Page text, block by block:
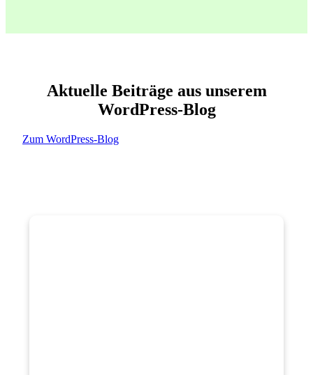
Aktuelle Beiträge aus unserem
WordPress-Blog
Zum WordPress-Blog